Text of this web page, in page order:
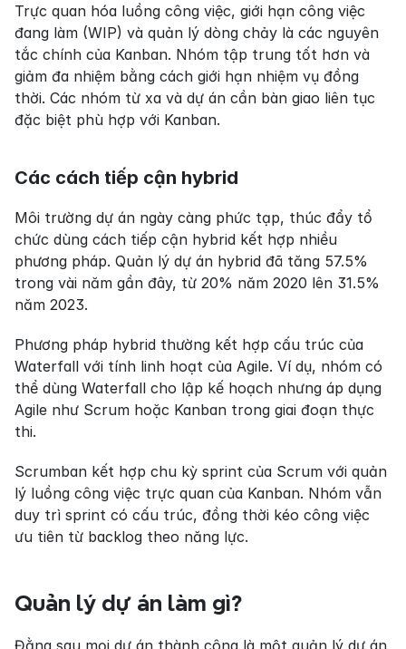
Trực quan hóa luồng công việc, giới hạn công việc
đang làm (WIP) và quản lý dòng chảy là các nguyên
tắc chính của Kanban. Nhóm tập trung tốt hơn và
giảm đa nhiệm bằng cách giới hạn nhiệm vụ đồng
thời. Các nhóm từ xa và dự án cần bàn giao liên tục
đặc biệt phù hợp với Kanban.
Các cách tiếp cận hybrid
Môi trường dự án ngày càng phức tạp, thúc đẩy tổ
chức dùng cách tiếp cận hybrid kết hợp nhiều
phương pháp. Quản lý dự án hybrid đã tăng 57.5%
trong vài năm gần đây, từ 20% năm 2020 lên 31.5%
năm 2023.
Phương pháp hybrid thường kết hợp cấu trúc của
Waterfall với tính linh hoạt của Agile. Ví dụ, nhóm có
thể dùng Waterfall cho lập kế hoạch nhưng áp dụng
Agile như Scrum hoặc Kanban trong giai đoạn thực
thi.
Scrumban kết hợp chu kỳ sprint của Scrum với quản
lý luồng công việc trực quan của Kanban. Nhóm vẫn
duy trì sprint có cấu trúc, đồng thời kéo công việc
ưu tiên từ backlog theo năng lực.
Quản lý dự án làm gì?
Đằng sau mọi dự án thành công là một quản lý dự án